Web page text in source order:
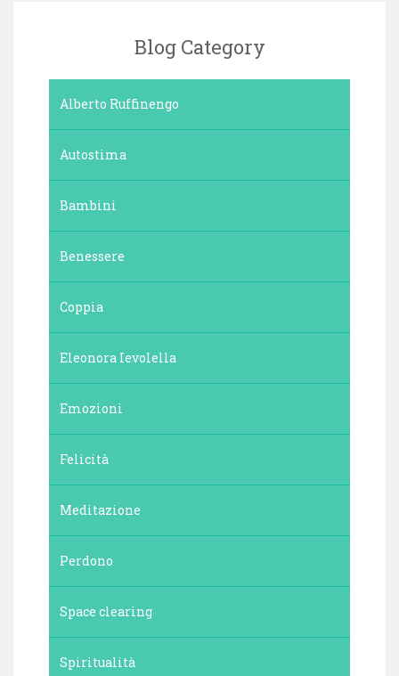
Blog Category
Alberto Ruffinengo
Autostima
Bambini
Benessere
Coppia
Eleonora Ievolella
Emozioni
Felicità
Meditazione
Perdono
Space clearing
Spiritualità